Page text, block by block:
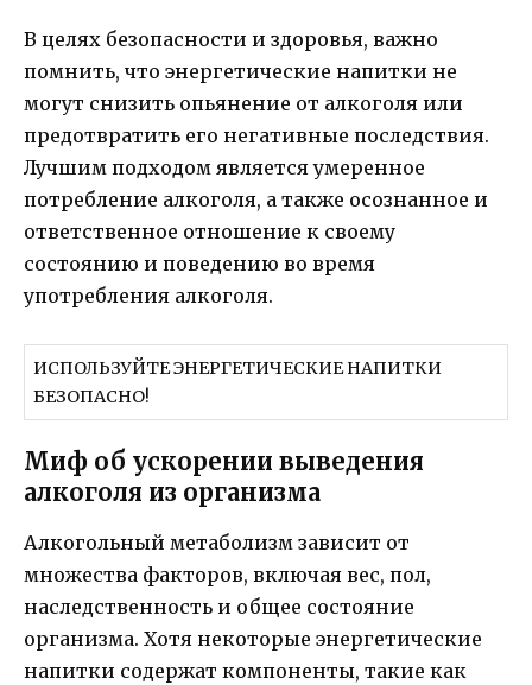
В целях безопасности и здоровья, важно
помнить, что энергетические напитки не
могут снизить опьянение от алкоголя или
предотвратить его негативные последствия.
Лучшим подходом является умеренное
потребление алкоголя, а также осознанное и
ответственное отношение к своему
состоянию и поведению во время
употребления алкоголя.
ИСПОЛЬЗУЙТЕ ЭНЕРГЕТИЧЕСКИЕ НАПИТКИ
БЕЗОПАСНО!
Миф об ускорении выведения
алкоголя из организма
Алкогольный метаболизм зависит от
множества факторов, включая вес, пол,
наследственность и общее состояние
организма. Хотя некоторые энергетические
напитки содержат компоненты, такие как